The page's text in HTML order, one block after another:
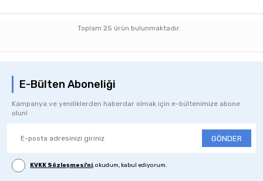
Toplam 25 ürün bulunmaktadır.
E-Bülten Aboneliği
Kampanya ve yeniliklerden haberdar olmak için e-bültenimize abone
olun!
GÖNDER
KVKK Sözleşmesi'ni, okudum, kabul ediyorum.